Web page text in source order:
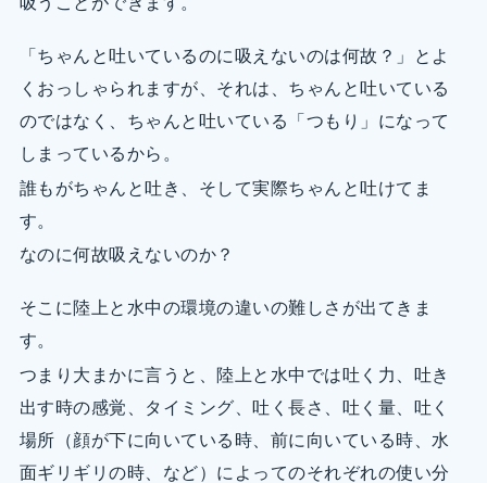
「ちゃんと吐いているのに吸えないのは何故？」とよ
くおっしゃられますが、それは、ちゃんと吐いている
のではなく、ちゃんと吐いている「つもり」になって
しまっているから。
誰もがちゃんと吐き、そして実際ちゃんと吐けてま
す。
なのに何故吸えないのか？
そこに陸上と水中の環境の違いの難しさが出てきま
す。
つまり大まかに言うと、陸上と水中では吐く力、吐き
出す時の感覚、タイミング、吐く長さ、吐く量、吐く
場所（顔が下に向いている時、前に向いている時、水
面ギリギリの時、など）によってのそれぞれの使い分